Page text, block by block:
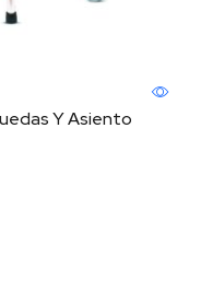
Y Asiento